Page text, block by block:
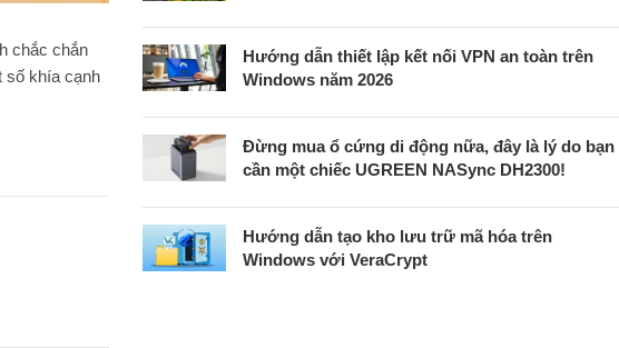
chắc chắn
số khía cạnh
Hướng dẫn thiết lập kết nối VPN an toàn trên
Windows năm 2026
Đừng mua ổ cứng di động nữa, đây là lý do bạn
cần một chiếc UGREEN NASync DH2300!
Hướng dẫn tạo kho lưu trữ mã hóa trên
Windows với VeraCrypt